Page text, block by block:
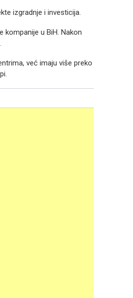
izgradnje i investicija.
u BiH. Nakon
već imaju više preko